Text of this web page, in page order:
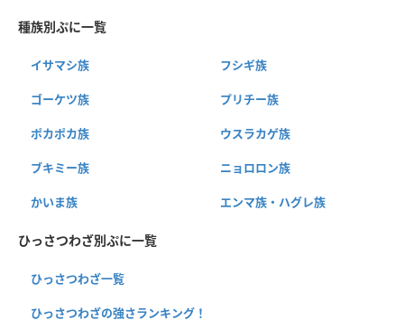
種族別ぷに一覧
イサマシ族 フシギ族
ゴーケツ族 プリチー族
ポカポカ族 ウスラカゲ族
ブキミー族 ニョロロン族
かいま族 エンマ族・ハグレ族
ひっさつわざ別ぷに一覧
ひっさつわざ一覧
ひっさつわざの強さランキング！